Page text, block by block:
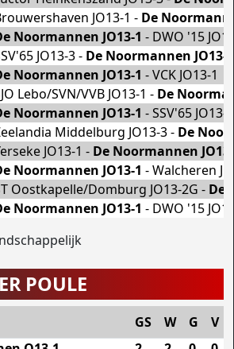
JO13-1 - De
Noormannen JO13-1 - DWO '15
JO13-3 - De Noormannen JO13-1
Noormannen JO13-1 - VCK JO13-1
Lebo/SVN/VVB JO13-1 - De
Noormannen JO13-1 - SSV'65 JO13-3
Middelburg JO13-3 - De
JO13-1 - De Noormannen
Noormannen JO13-1 - Walcheren
Oostkapelle/Domburg JO13-2G - De
Noormannen JO13-1 - DWO '15
POULE
GS W G V